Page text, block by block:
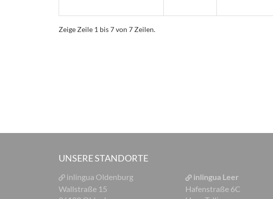
Zeige Zeile 1 bis 7 von 7 Zeilen.
UNSERE STANDORTE
inlingua Oldenburg
Wallstraße 15
inlingua Leer
Hafenstraße 6C